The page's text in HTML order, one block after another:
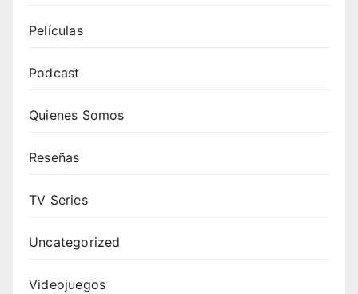
Películas
Podcast
Quienes Somos
Reseñas
TV Series
Uncategorized
Videojuegos